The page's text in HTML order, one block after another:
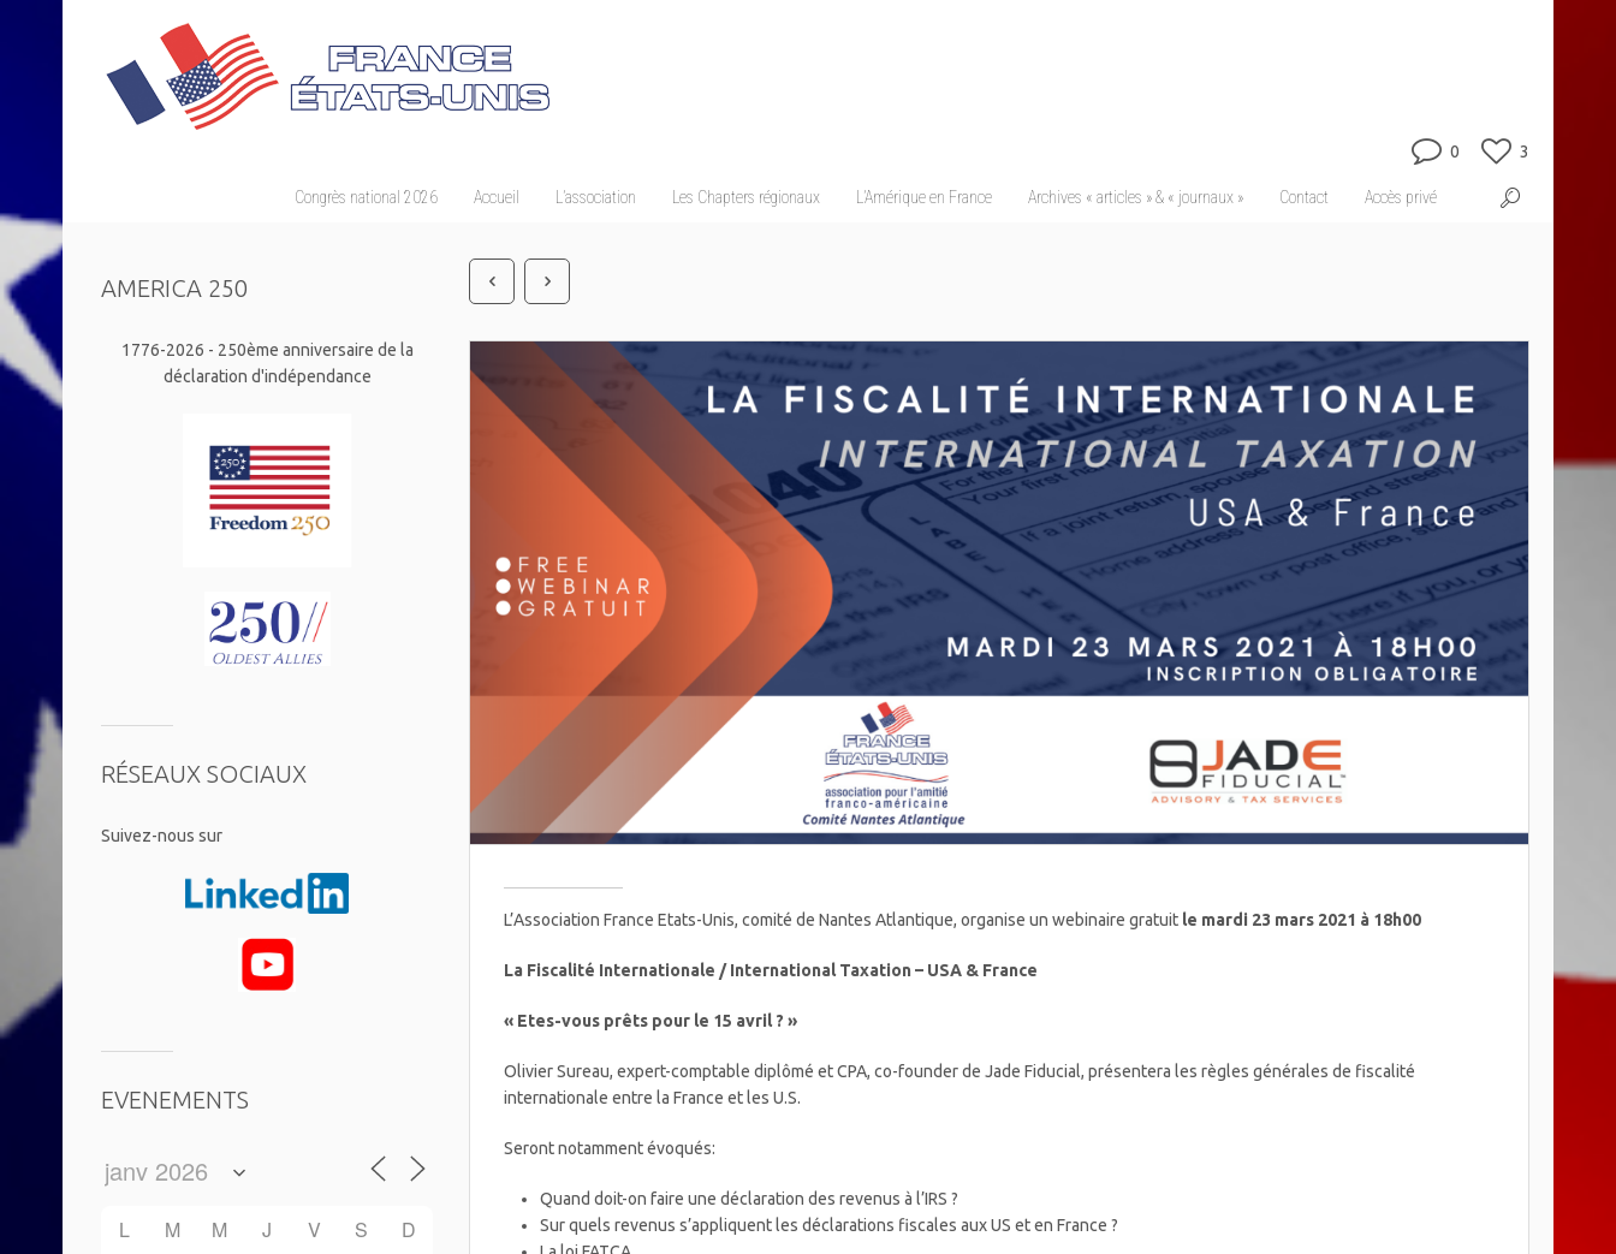
Congrès national 2026 Accueil L’association Les Chapters régionaux L’Amérique en France Archives « articles » & « journaux » Contact Accès privé
0 3
L’Association France Etats-Unis, comité de Nantes Atlantique, organise un webinaire gratuit le mardi 23 mars 2021 à 18h00
La Fiscalité Internationale / International Taxation – USA & France
« Etes-vous prêts pour le 15 avril ? »
Olivier Sureau, expert-comptable diplômé et CPA, co-founder de Jade Fiducial, présentera les règles générales de fiscalité
internationale entre la France et les U.S.
Seront notamment évoqués:
Quand doit-on faire une déclaration des revenus à l’IRS ?
Sur quels revenus s’appliquent les déclarations fiscales aux US et en France ?
AMERICA 250
1776-2026 - 250ème anniversaire de la
déclaration d'indépendance
RÉSEAUX SOCIAUX
​Suivez-nous sur
EVENEMENTS
L M M J V S
D